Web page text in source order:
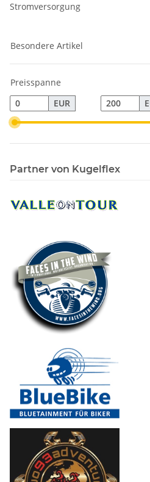
Stromversorgung
Besondere Artikel
Preisspanne
EUR
Partner von Kugelflex